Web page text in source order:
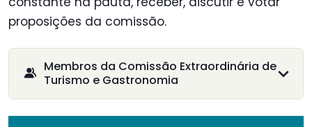
proposições da comissão.
Membros da Comissão Extraordinária de
Turismo e Gastronomia